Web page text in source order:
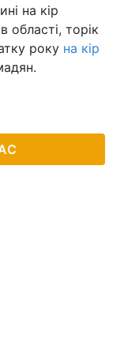
на кір
торік
року на кір